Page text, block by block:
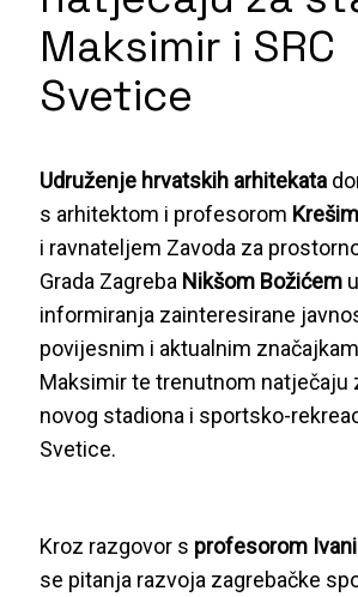
Maksimir i SRC
Svetice
Udruženje hrvatskih arhitekata
s arhitektom i profesorom
i ravnateljem Zavoda za
Grada Zagreba Nikšom Božićem
informiranja zainteresirane
povijesnim i aktualnim
Maksimir te trenutnom natječaju
novog stadiona i sportsko-
Svetice.
Kroz razgovor s profesorom
se pitanja razvoja zagrebačke